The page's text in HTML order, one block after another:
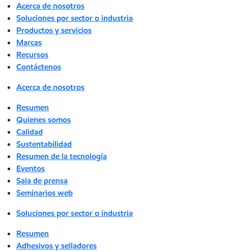
Acerca de nosotros
Soluciones por sector o industria
Productos y servicios
Marcas
Recursos
Contáctenos
Acerca de nosotros
Resumen
Quienes somos
Calidad
Sustentabilidad
Resumen de la tecnología
Eventos
Sala de prensa
Seminarios web
Soluciones por sector o industria
Resumen
Adhesivos y selladores